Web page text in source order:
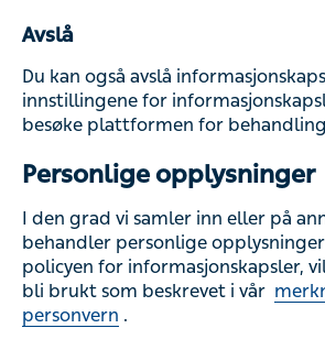
Avslå
Du kan også avslå
innstillingene for
besøke plattformen for
Personlige opplysninger
I den grad vi samler inn eller på
behandler personlige
policyen for informasjonskapsler,
bli brukt som beskrevet i vår
personvern .